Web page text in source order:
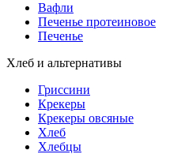
Вафли
Печенье протеиновое
Печенье
Хлеб и альтернативы
Гриссини
Крекеры
Крекеры овсяные
Хлеб
Хлебцы